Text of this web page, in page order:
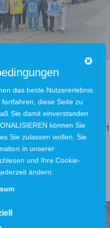
Lauf
Stadtwerke ein
Fachpersonal ist
das beste Nutzererlebnis
diese Seite zu
Sie damit einverstanden
können Sie
Sie zulassen wollen. Sie
in unserer
und Ihre Cookie-
ändern.